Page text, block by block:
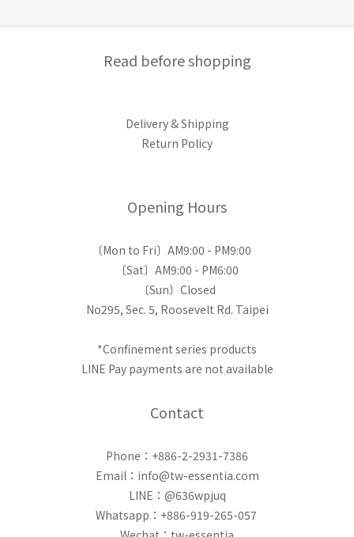
Read before shopping
Delivery & Shipping
Return Policy
Opening Hours
〔Mon to Fri〕AM9:00 - PM9:00
〔Sat〕AM9:00 - PM6:00
〔Sun〕Closed
No295, Sec. 5, Roosevelt Rd. Taipei
*Confinement series products
LINE Pay payments are not available
Contact
Phone：+886-2-2931-7386
Email：info@tw-essentia.com
LINE：@636wpjuq
Whatsapp：+886-919-265-057